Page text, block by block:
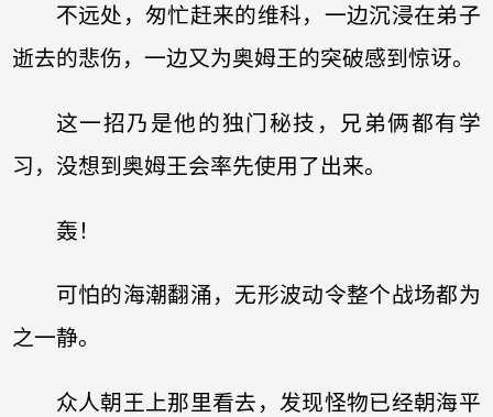
不远处，匆忙赶来的维科，一边沉浸在弟子
逝去的悲伤，一边又为奥姆王的突破感到惊讶。
这一招乃是他的独门秘技，兄弟俩都有学
习，没想到奥姆王会率先使用了出来。
轰！
可怕的海潮翻涌，无形波动令整个战场都为
之一静。
众人朝王上那里看去，发现怪物已经朝海平